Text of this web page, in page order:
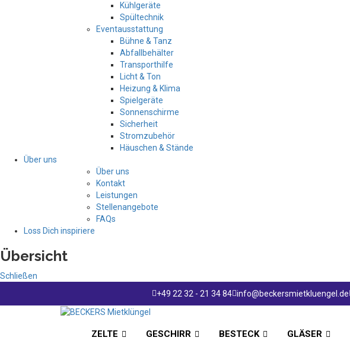
Kühlgeräte
Spültechnik
Eventausstattung
Bühne & Tanz
Abfallbehälter
Transporthilfe
Licht & Ton
Heizung & Klima
Spielgeräte
Sonnenschirme
Sicherheit
Stromzubehör
Häuschen & Stände
Über uns
Über uns
Kontakt
Leistungen
Stellenangebote
FAQs
Loss Dich inspiriere
Übersicht
Schließen
+49 22 32 - 21 34 84 info@beckersmietkluengel.de
ZELTE GESCHIRR BESTECK GLÄSER